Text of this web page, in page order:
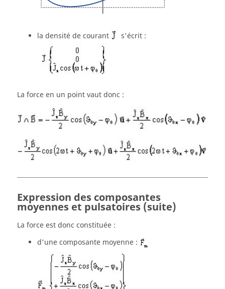
la densité de courant s'écrit :
La force en un point vaut donc :
Expression des composantes
moyennes et pulsatoires (suite)
La force est donc constituée :
d'une composante moyenne :